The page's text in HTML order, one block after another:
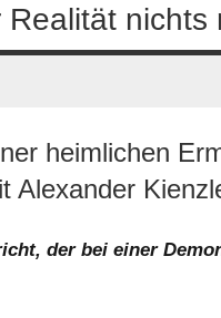
nichts
heimlichen
Alexander
der bei einer